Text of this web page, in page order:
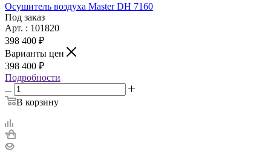
Осушитель воздуха Master DH 7160
Под заказ
Арт. : 101820
398 400 ₽
Варианты цен
398 400 ₽
Подробности
В корзину